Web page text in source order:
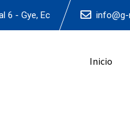
6 - Gye, Ec
Inicio